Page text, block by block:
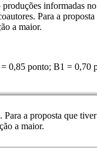
informadas
Para a
a maior.
0,85 ponto; B1 =
a proposta que
a maior.